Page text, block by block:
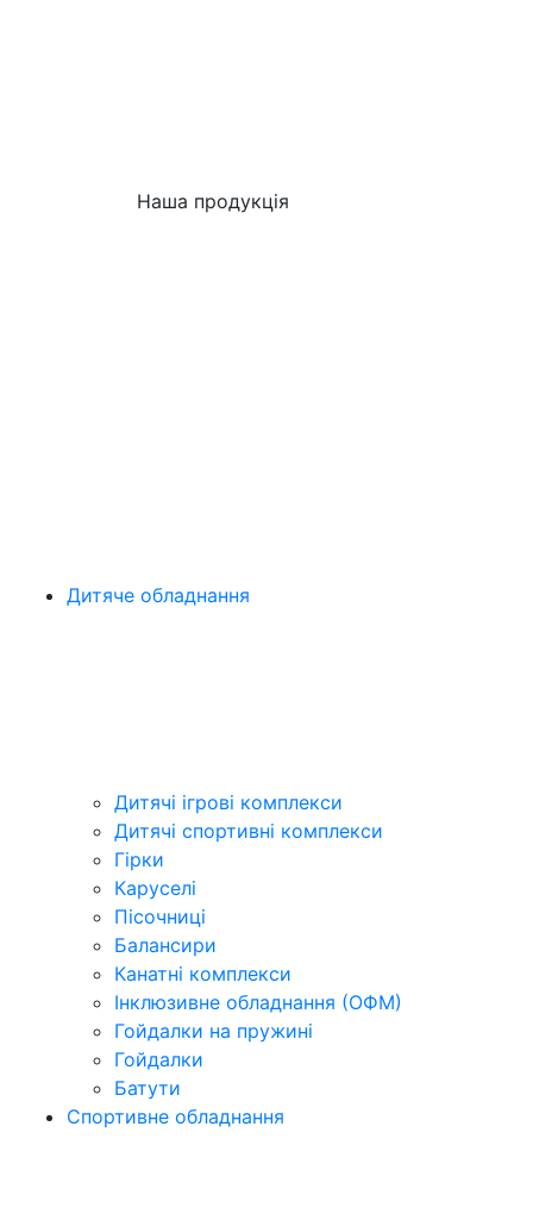
Наша продукція
Дитяче обладнання
Дитячі ігрові комплекси
Дитячі спортивні комплекси
Гірки
Каруселі
Пісочниці
Балансири
Канатні комплекси
Інклюзивне обладнання (ОФМ)
Гойдалки на пружині
Гойдалки
Батути
Спортивне обладнання